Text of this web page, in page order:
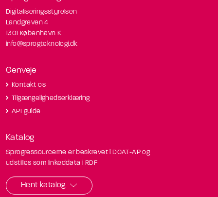
Digitaliseringsstyrelsen
Landgreven 4
1301 København K
info@sprogteknologi.dk
Genveje
Kontakt os
Tilgængelighedserklæring
API guide
Katalog
Sprogressourcerne er beskrevet i DCAT-AP og
udstilles som linkeddata i RDF
Hent katalog